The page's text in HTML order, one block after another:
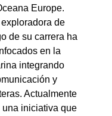
Europe.
de
de su carrera ha
en la
integrando
y
Actualmente
una iniciativa que